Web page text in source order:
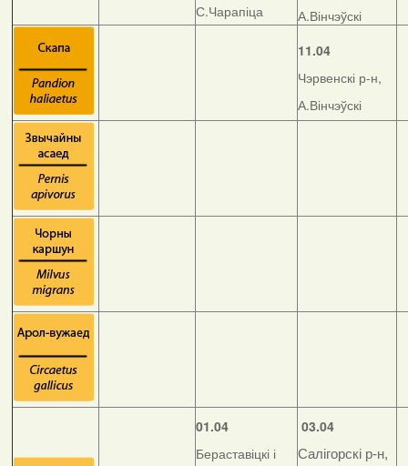
С.Чарапіца
А.Вінчэўскі
11.04
Чэрвенскі р-н,
А.Вінчэўскі
01.04
Бераставіцкі і
03.04
Салігорскі р-н,